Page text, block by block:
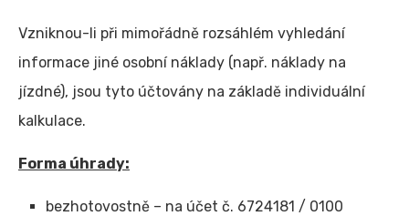
Vzniknou-li při mimořádně rozsáhlém vyhledání
informace jiné osobní náklady (např. náklady na
jízdné), jsou tyto účtovány na základě individuální
kalkulace.
Forma úhrady:
bezhotovostně – na účet č. 6724181 / 0100